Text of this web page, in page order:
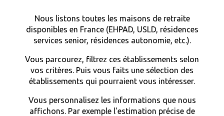
Nous listons toutes les maisons de retraite
disponibles en France (EHPAD, USLD, résidences
services senior, résidences autonomie, etc.).
Vous parcourez, filtrez ces établissements selon
vos critères. Puis vous faits une sélection des
établissements qui pourraient vous intéresser.
Vous personnalisez les informations que nous
affichons. Par exemple l'estimation précise de